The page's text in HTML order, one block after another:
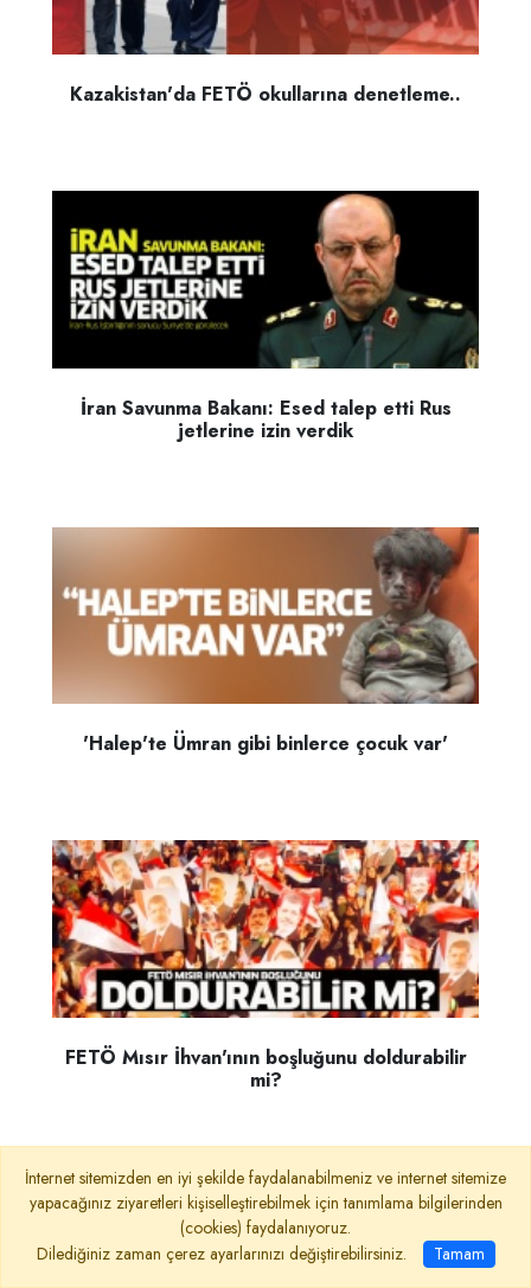
Kazakistan'da FETÖ okullarına denetleme..
İran Savunma Bakanı: Esed talep etti Rus
jetlerine izin verdik
'Halep'te Ümran gibi binlerce çocuk var'
FETÖ Mısır İhvan'ının boşluğunu doldurabilir
mi?
İnternet sitemizden en iyi şekilde faydalanabilmeniz ve internet sitemize
yapacağınız ziyaretleri kişiselleştirebilmek için tanımlama bilgilerinden
(cookies) faydalanıyoruz.
Dilediğiniz zaman çerez ayarlarınızı değiştirebilirsiniz.
Tamam